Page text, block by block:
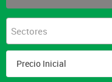
Sectores